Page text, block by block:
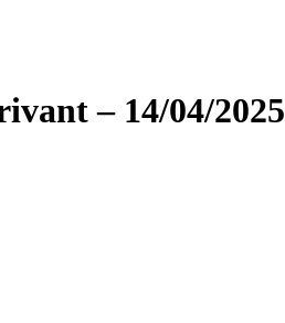
– 14/04/2025